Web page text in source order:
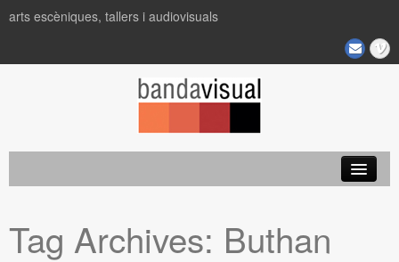
arts escèniques, tallers i audiovisuals
Tag Archives: Buthan